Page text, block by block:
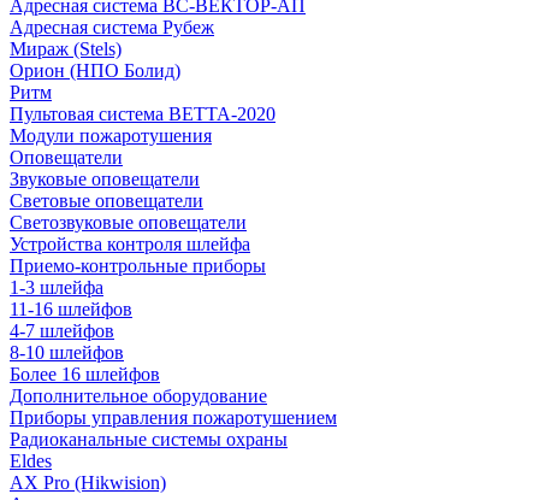
Адресная система ВС-ВЕКТОР-АП
Адресная система Рубеж
Мираж (Stels)
Орион (НПО Болид)
Ритм
Пультовая система ВЕТТА-2020
Модули пожаротушения
Оповещатели
Звуковые оповещатели
Световые оповещатели
Светозвуковые оповещатели
Устройства контроля шлейфа
Приемо-контрольные приборы
1-3 шлейфа
11-16 шлейфов
4-7 шлейфов
8-10 шлейфов
Более 16 шлейфов
Дополнительное оборудование
Приборы управления пожаротушением
Радиоканальные системы охраны
Eldes
AX Pro (Hikwision)